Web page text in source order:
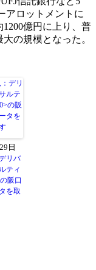
アロットメントに
億円に上り、普
の規模となった。
日
リバ
ティ
阪口
を取